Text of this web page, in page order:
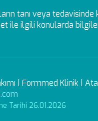
tanı veya tedavisinde
ile ilgili konularda
| Formmed Klinik |
Tarihi 26.01.2026